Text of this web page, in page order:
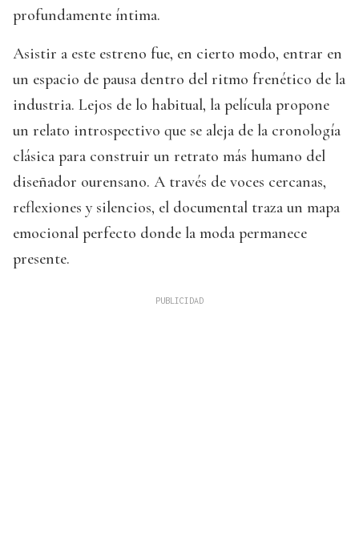
profundamente íntima.
Asistir a este estreno fue, en cierto modo, entrar en
un espacio de pausa dentro del ritmo frenético de la
industria. Lejos de lo habitual, la película propone
un relato introspectivo que se aleja de la cronología
clásica para construir un retrato más humano del
diseñador ourensano. A través de voces cercanas,
reflexiones y silencios, el documental traza un mapa
emocional perfecto donde la moda permanece
presente.